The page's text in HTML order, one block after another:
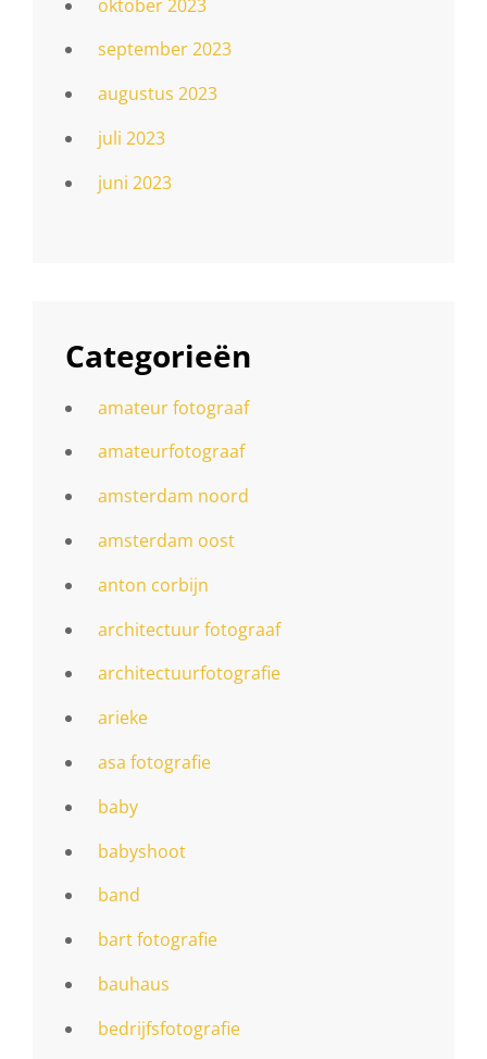
oktober 2023
september 2023
augustus 2023
juli 2023
juni 2023
Categorieën
amateur fotograaf
amateurfotograaf
amsterdam noord
amsterdam oost
anton corbijn
architectuur fotograaf
architectuurfotografie
arieke
asa fotografie
baby
babyshoot
band
bart fotografie
bauhaus
bedrijfsfotografie